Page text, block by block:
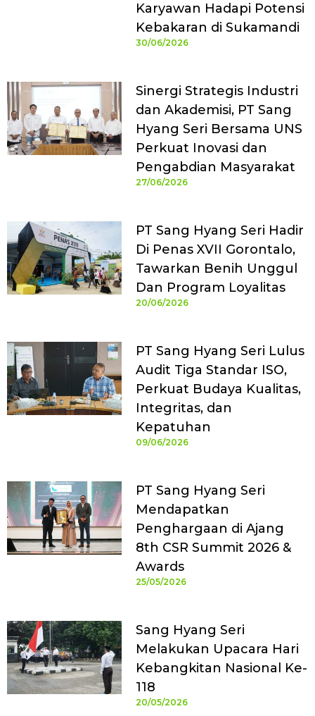
Karyawan Hadapi Potensi
Kebakaran di Sukamandi
30/06/2026
Sinergi Strategis Industri
dan Akademisi, PT Sang
Hyang Seri Bersama UNS
Perkuat Inovasi dan
Pengabdian Masyarakat
27/06/2026
PT Sang Hyang Seri Hadir
Di Penas XVII Gorontalo,
Tawarkan Benih Unggul
Dan Program Loyalitas
20/06/2026
PT Sang Hyang Seri Lulus
Audit Tiga Standar ISO,
Perkuat Budaya Kualitas,
Integritas, dan
Kepatuhan
09/06/2026
PT Sang Hyang Seri
Mendapatkan
Penghargaan di Ajang
8th CSR Summit 2026 &
Awards
25/05/2026
Sang Hyang Seri
Melakukan Upacara Hari
Kebangkitan Nasional Ke-
118
20/05/2026